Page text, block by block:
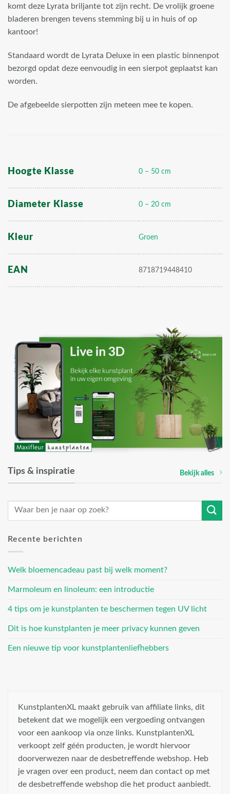
komt deze Lyrata briljante tot zijn recht. De vrolijk groene
bladeren brengen tevens stemming bij u in huis of op
kantoor!
Standaard wordt de Lyrata Deluxe in een plastic binnenpot
bezorgd opdat deze eenvoudig in een sierpot geplaatst kan
worden.
De afgebeelde sierpotten zijn meteen mee te kopen.
Hoogte Klasse 0 – 50 cm
Diameter Klasse 0 – 20 cm
Kleur Groen
EAN 8718719448410
Tips & inspiratie Bekijk alles
Recente berichten
Welk bloemencadeau past bij welk moment?
Marmoleum en linoleum: een introductie
4 tips om je kunstplanten te beschermen tegen UV licht
Dit is hoe kunstplanten je meer privacy kunnen geven
Een nieuwe tip voor kunstplantenliefhebbers
KunstplantenXL maakt gebruik van affiliate links, dit
betekent dat we mogelijk een vergoeding ontvangen
voor een aankoop via onze links. KunstplantenXL
verkoopt zelf géén producten, je wordt hiervoor
doorverwezen naar de desbetreffende webshop. Heb
je vragen over een product, neem dan contact op met
de desbetreffende webshop die het product aanbiedt.